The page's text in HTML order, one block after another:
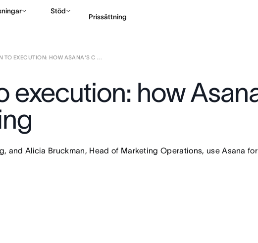
Stöd
Prissättning
TO EXECUTION: HOW ASANA'S C ...
execution: how
and Alicia Bruckman, Head of Marketing Operations, use Asana